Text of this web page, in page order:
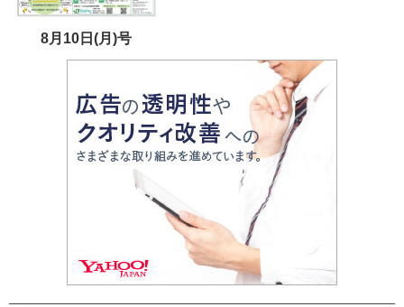
8月10日(月)号